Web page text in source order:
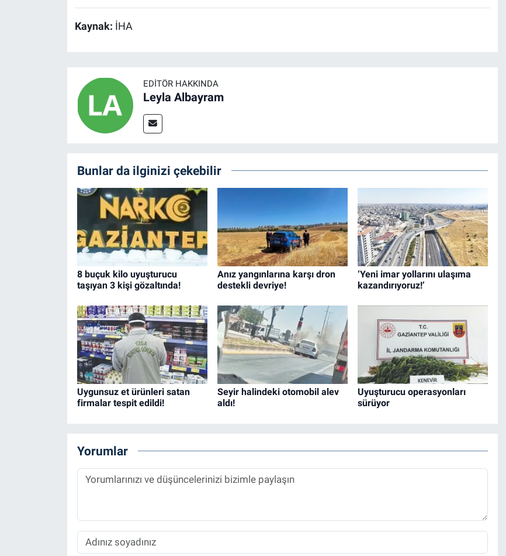
Kaynak: İHA
EDITÖR HAKKINDA
Leyla Albayram
Bunlar da ilginizi çekebilir
8 buçuk kilo uyuşturucu
taşıyan 3 kişi gözaltında!
Anız yangınlarına karşı dron
destekli devriye!
‘Yeni imar yollarını ulaşıma
kazandırıyoruz!’
Uygunsuz et ürünleri satan
firmalar tespit edildi!
Seyir halindeki otomobil alev
aldı!
Uyuşturucu operasyonları
sürüyor
Yorumlar